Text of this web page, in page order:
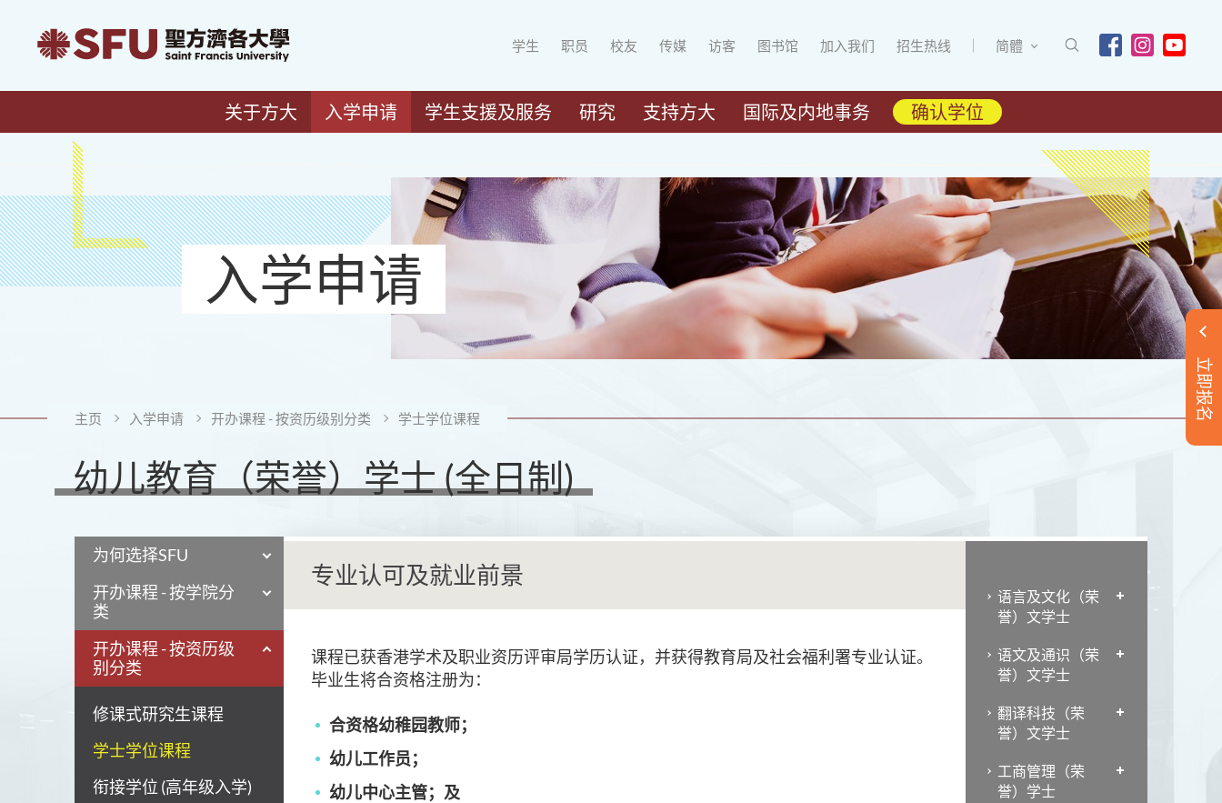
学生 职员 校友 传媒 访客 图书馆 加入我们 招生热线 简體
关于方大 入学申请 学生支援及服务 研究 支持方大 国际及内地事务 确认学位
立即报名
入学申请
主页 入学申请 开办课程 - 按资历级别分类 学士学位课程
幼儿教育（荣誉）学士 (全日制)
为何选择SFU
开办课程 - 按学院分
类
开办课程 - 按资历级
别分类
修课式研究生课程
学士学位课程
衔接学位 (高年级入学)
专业认可及就业前景
课程已获香港学术及职业资历评审局学历认证，并获得教育局及社会福利署专业认证。
毕业生将合资格注册为：
合资格幼稚园教师；
幼儿工作员；
幼儿中心主管；及
语言及文化（荣
誉）文学士
语文及通识（荣
誉）文学士
翻译科技（荣
誉）文学士
工商管理（荣
誉）学士